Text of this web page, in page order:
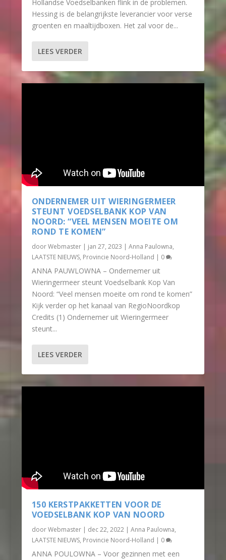
Hollandse Voedselbanken flink in de problemen.
Hessing is de belangrijkste leverancier voor verse
groenten en maaltijdboxen. Het zal voor de...
LEES VERDER
ONDERNEMER UIT WIERINGERMEER
STEUNT VOEDSELBANK KOP VAN
NOORD: “VEEL MENSEN MOEITE OM
ROND TE KOMEN”
doorWebmaster| jan 27, 2023 | Anna Paulowna,
LAATSTE NIEUWS, Provincie Noord-Holland | 0
ANNA PAUWLOWNA – Ondernemer uit
Wieringermeer steunt Voedselbank Kop Van
Noord: “Veel mensen moeite om rond te komen”
Kijk verder op het kanaal van RegioNoordkop
Credits (1) Ondernemer uit Wieringermeer
steunt...
LEES VERDER
150 KERSTPAKKETTEN VOOR DE
VOEDSELBANK KOP VAN NOORD
doorWebmaster| dec 22, 2022| Anna Paulowna,
LAATSTE NIEUWS, Provincie Noord-Holland | 0
ANNA POULOWNA – Voor gezinnen met een